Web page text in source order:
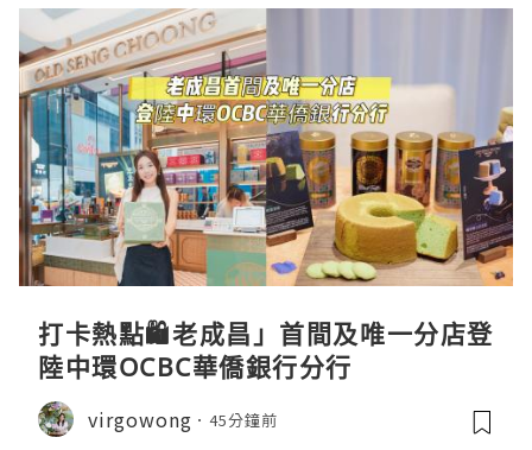
打卡熱點🛍️老成昌」首間及唯一分店登
陸中環OCBC華僑銀行分行
virgowong 45分鐘前